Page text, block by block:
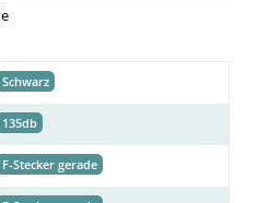
Schwarz
135db
F-Stecker gerade